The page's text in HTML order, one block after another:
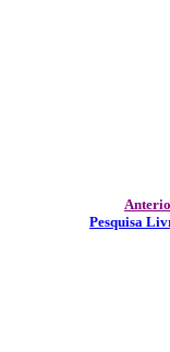
Pesquisa